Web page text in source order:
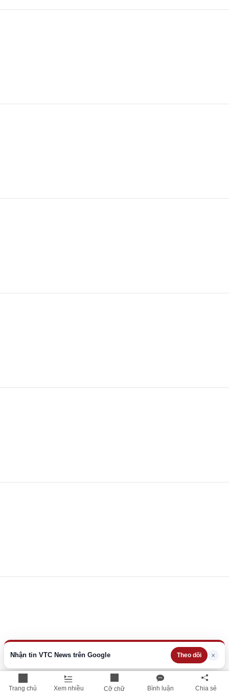
Trang chủ Xem nhiều Cỡ chữ Bình luận Chia sẻ
Nhận tin VTC News trên Google Theo dõi ×